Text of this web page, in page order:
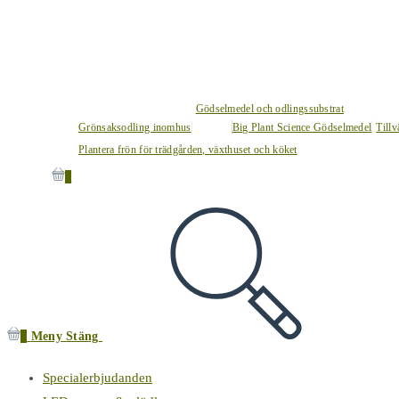
Grönsaksodling inomhus
Gödselmedel och odlingssubstrat
Big Plant Science Gödselmedel
Plantera frön för trädgården, växthuset och köket
Meny Stäng
Specialerbjudanden